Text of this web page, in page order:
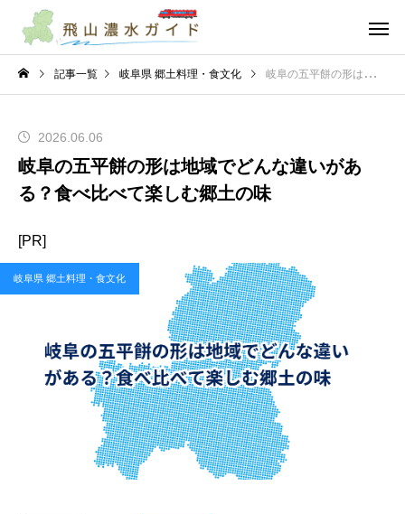
記事一覧 岐阜県 郷土料理・食文化 岐阜の五平餅の形は地域でどんな違いがある？食べ比べて楽しむ郷土の味
2026.06.06
岐阜の五平餅の形は地域でどんな違いがあ
る？食べ比べて楽しむ郷土の味
[PR]
岐阜県 郷土料理・食文化